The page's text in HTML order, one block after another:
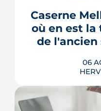
une pompe à
branchée sur le
urbain, testée
LIRE
Caserne
où en est
de
06